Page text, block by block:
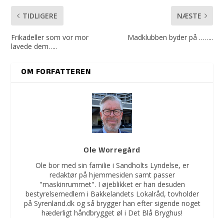
TIDLIGERE
Frikadeller som vor mor
lavede dem…..
NÆSTE
Madklubben byder på ……..
OM FORFATTEREN
Ole Worregård
Ole bor med sin familie i Sandholts Lyndelse, er
redaktør på hjemmesiden samt passer
"maskinrummet". I øjeblikket er han desuden
bestyrelsemedlem i Bakkelandets Lokalråd, tovholder
på Syrenland.dk og så brygger han efter sigende noget
hæderligt håndbrygget øl i Det Blå Bryghus!